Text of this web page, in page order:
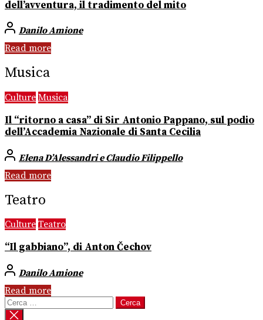
dell’avventura, il tradimento del mito
Danilo Amione
Read more
Musica
Culture Musica
Il “ritorno a casa” di Sir Antonio Pappano, sul podio
dell’Accademia Nazionale di Santa Cecilia
Elena D’Alessandri e Claudio Filippello
Read more
Teatro
Culture Teatro
“Il gabbiano”, di Anton Čechov
Danilo Amione
Read more
Ricerca
per: